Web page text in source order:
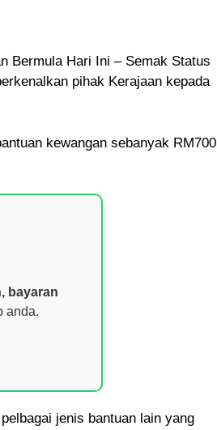
Bermula Hari Ini – Semak Status
pihak Kerajaan kepada
kewangan sebanyak RM700
bayaran
anda.
jenis bantuan lain yang